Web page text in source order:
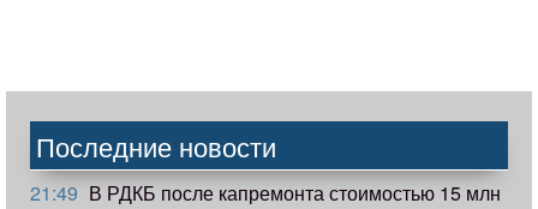
Последние новости
21:49 В РДКБ после капремонта стоимостью 15 млн